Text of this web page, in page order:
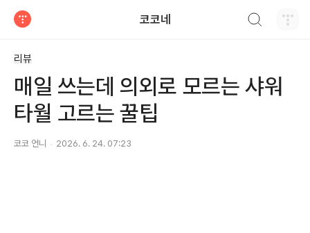
코코네
리뷰
매일 쓰는데 의외로 모르는 샤워
타월 고르는 꿀팁
코코 언니 2026. 6. 24. 07:23